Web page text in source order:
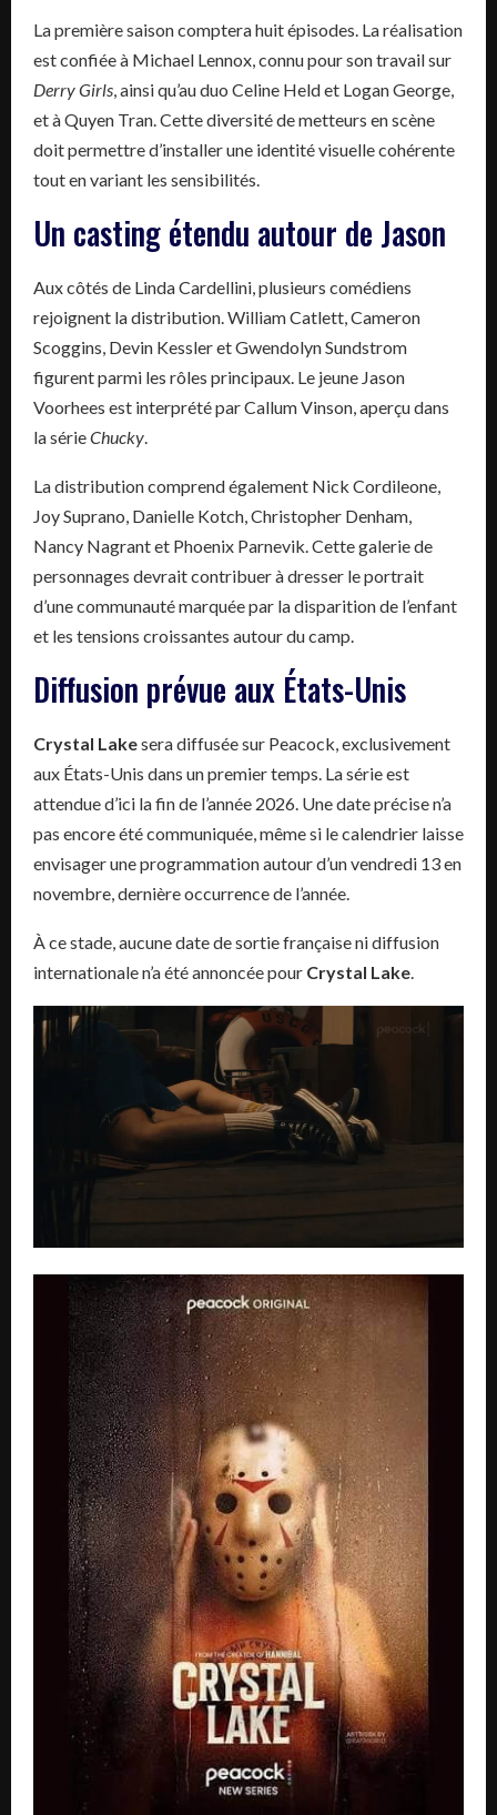
La première saison comptera huit épisodes. La réalisation
est confiée à Michael Lennox, connu pour son travail sur
Derry Girls, ainsi qu’au duo Celine Held et Logan George,
et à Quyen Tran. Cette diversité de metteurs en scène
doit permettre d’installer une identité visuelle cohérente
tout en variant les sensibilités.
Un casting étendu autour de Jason
Aux côtés de Linda Cardellini, plusieurs comédiens
rejoignent la distribution. William Catlett, Cameron
Scoggins, Devin Kessler et Gwendolyn Sundstrom
figurent parmi les rôles principaux. Le jeune Jason
Voorhees est interprété par Callum Vinson, aperçu dans
la sérieChucky.
La distribution comprend également Nick Cordileone,
Joy Suprano, Danielle Kotch, Christopher Denham,
Nancy Nagrant et Phoenix Parnevik. Cette galerie de
personnages devrait contribuer à dresser le portrait
d’une communauté marquée par la disparition de l’enfant
et les tensions croissantes autour du camp.
Diffusion prévue aux États-Unis
Crystal Lakesera diffusée sur Peacock, exclusivement
aux États-Unis dans un premier temps. La série est
attendue d’ici la fin de l’année 2026. Une date précise n’a
pas encore été communiquée, même si le calendrier laisse
envisager une programmation autour d’un vendredi 13 en
novembre, dernière occurrence de l’année.
À ce stade, aucune date de sortie française ni diffusion
internationale n’a été annoncée pour Crystal Lake.